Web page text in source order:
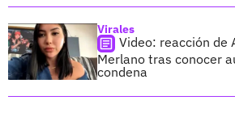
Virales
Video: reacción de
Merlano tras conocer
condena